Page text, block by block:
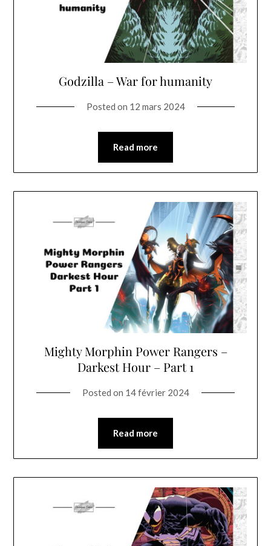
Godzilla – War for humanity
Posted on 12 mars 2024
Read more
Mighty Morphin Power Rangers –
Darkest Hour – Part 1
Posted on 14 février 2024
Read more